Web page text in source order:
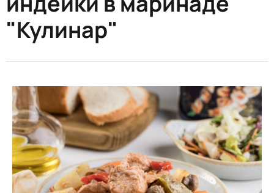
"Кулинар"